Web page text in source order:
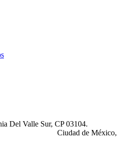
Del Valle Sur, CP 03104.
Ciudad de México,